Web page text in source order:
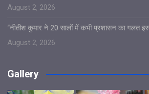
August 2, 2026
“नीतीश कुमार ने 20 सालों में कभी प्रशासन का गलत
August 2, 2026
Gallery